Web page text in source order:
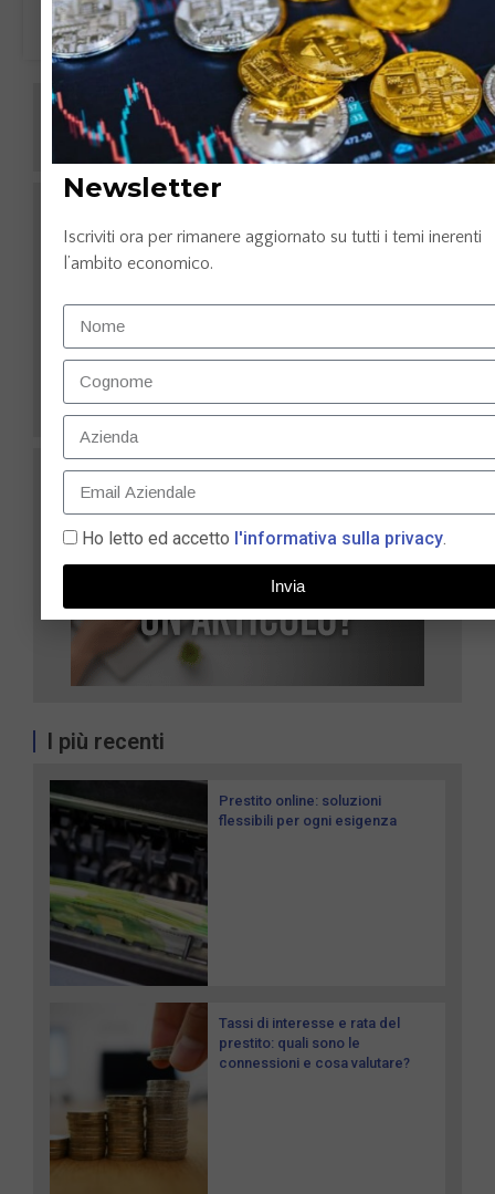
13 Febbraio 2025
LEGGI TUTTO »
I più recenti
Prestito online: soluzioni
flessibili per ogni esigenza
Tassi di interesse e rata del
prestito: quali sono le
connessioni e cosa valutare?
Newsletter
Iscriviti ora per rimanere aggiornato su tutti i temi inerenti
l’ambito economico.
Ho letto ed accetto l'informativa sulla privacy.
Invia